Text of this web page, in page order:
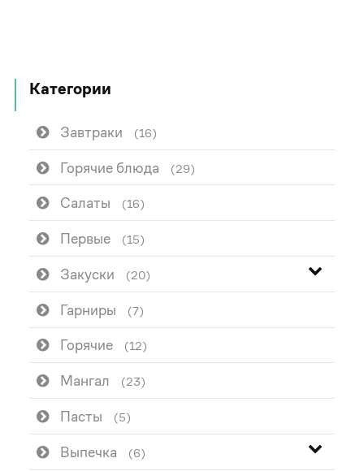
Категории
Завтраки (16)
Горячие блюда (29)
Салаты (16)
Первые (15)
Закуски (20)
Гарниры (7)
Горячие (12)
Мангал (23)
Пасты (5)
Выпечка (6)